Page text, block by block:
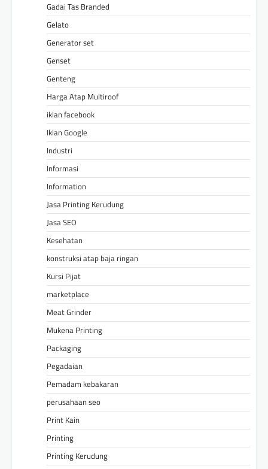
Gadai Tas Branded
Gelato
Generator set
Genset
Genteng
Harga Atap Multiroof
iklan facebook
Iklan Google
Industri
Informasi
Information
Jasa Printing Kerudung
Jasa SEO
Kesehatan
konstruksi atap baja ringan
Kursi Pijat
marketplace
Meat Grinder
Mukena Printing
Packaging
Pegadaian
Pemadam kebakaran
perusahaan seo
Print Kain
Printing
Printing Kerudung